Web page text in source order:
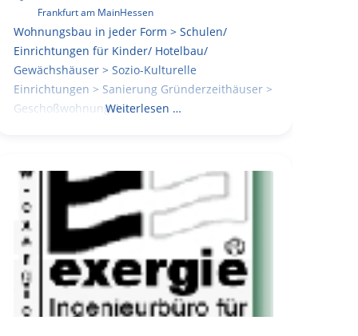
Frankfurt am MainHessen
Wohnungsbau in jeder Form > Schulen/
Einrichtungen für Kinder/ Hotelbau/
Gewächshäuser > Sozio-Kulturelle
Einrichtungen > Sanierung Gründerzeithäuser >
GeschoßwohnungsbauWeiterlesen …